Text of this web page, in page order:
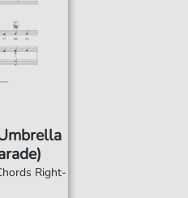
Right-